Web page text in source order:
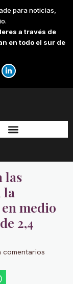
para noticias,
a través de
en todo el sur de
L
i
n
k
-
i
n
las
la
medio
2,4
comentarios